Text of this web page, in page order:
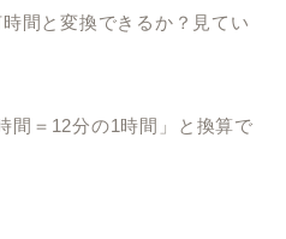
間と変換できるか？見てい
間＝12分の1時間」と換算で